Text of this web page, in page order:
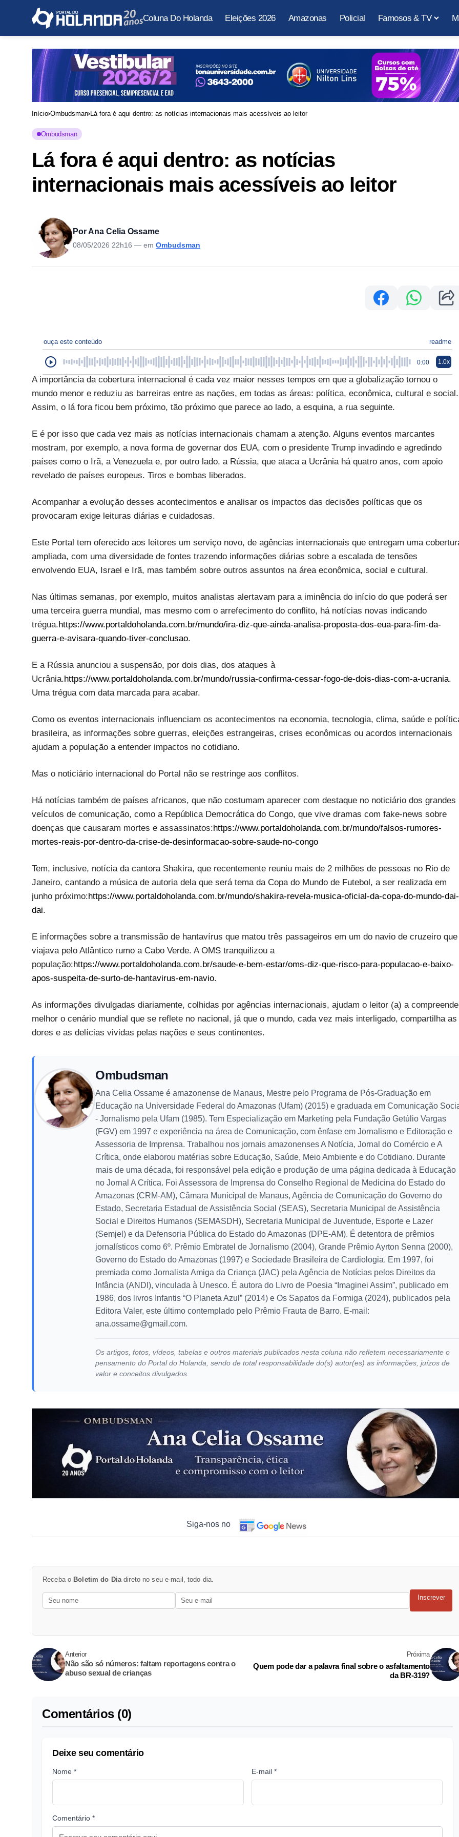
Coluna Do Holanda Eleições 2026 Amazonas Policial Famosos & TV
Início Ombudsman Lá fora é aqui dentro: as notícias internacionais mais acessíveis ao leitor
Ombudsman
Lá fora é aqui dentro: as notícias
internacionais mais acessíveis ao leitor
Por Ana Celia Ossame
08/05/2026 22h16 — em Ombudsman
ouça este conteúdo readme
0:00 1.0x
A importância da cobertura internacional é cada vez maior nesses tempos em que a globalização tornou o
mundo menor e reduziu as barreiras entre as nações, em todas as áreas: política, econômica, cultural e social.
Assim, o lá fora ficou bem próximo, tão próximo que parece ao lado, a esquina, a rua seguinte.
E é por isso que cada vez mais as notícias internacionais chamam a atenção. Alguns eventos marcantes
mostram, por exemplo, a nova forma de governar dos EUA, com o presidente Trump invadindo e agredindo
países como o Irã, a Venezuela e, por outro lado, a Rússia, que ataca a Ucrânia há quatro anos, com apoio
revelado de países europeus. Tiros e bombas liberados.
Acompanhar a evolução desses acontecimentos e analisar os impactos das decisões políticas que os
provocaram exige leituras diárias e cuidadosas.
Este Portal tem oferecido aos leitores um serviço novo, de agências internacionais que entregam uma
ampliada, com uma diversidade de fontes trazendo informações diárias sobre a escalada de tensões
envolvendo EUA, Israel e Irã, mas também sobre outros assuntos na área econômica, social e cultural.
Nas últimas semanas, por exemplo, muitos analistas alertavam para a iminência do início do que poderá ser
uma terceira guerra mundial, mas mesmo com o arrefecimento do conflito, há notícias novas indicando
trégua.https://www.portaldoholanda.com.br/mundo/ira-diz-que-ainda-analisa-proposta-dos-eua-para-fim-da-
guerra-e-avisara-quando-tiver-conclusao.
E a Rússia anunciou a suspensão, por dois dias, dos ataques à
Ucrânia.https://www.portaldoholanda.com.br/mundo/russia-confirma-cessar-fogo-de-dois-dias-com-a-ucrania.
Uma trégua com data marcada para acabar.
Como os eventos internacionais influenciam os acontecimentos na economia, tecnologia, clima, saúde e
brasileira, as informações sobre guerras, eleições estrangeiras, crises econômicas ou acordos internacionais
ajudam a população a entender impactos no cotidiano.
Mas o noticiário internacional do Portal não se restringe aos conflitos.
Há notícias também de países africanos, que não costumam aparecer com destaque no noticiário dos grandes
veículos de comunicação, como a República Democrática do Congo, que vive dramas com fake-news sobre
doenças que causaram mortes e assassinatos:https://www.portaldoholanda.com.br/mundo/falsos-rumores-
mortes-reais-por-dentro-da-crise-de-desinformacao-sobre-saude-no-congo
Tem, inclusive, notícia da cantora Shakira, que recentemente reuniu mais de 2 milhões de pessoas no Rio de
Janeiro, cantando a música de autoria dela que será tema da Copa do Mundo de Futebol, a ser realizada em
junho próximo:https://www.portaldoholanda.com.br/mundo/shakira-revela-musica-oficial-da-copa-do-mundo-dai-
dai.
E informações sobre a transmissão de hantavírus que matou três passageiros em um do navio de cruzeiro que
viajava pelo Atlântico rumo a Cabo Verde. A OMS tranquilizou a
população:https://www.portaldoholanda.com.br/saude-e-bem-estar/oms-diz-que-risco-para-populacao-e-baixo-
apos-suspeita-de-surto-de-hantavirus-em-navio.
As informações divulgadas diariamente, colhidas por agências internacionais, ajudam o leitor (a) a
melhor o cenário mundial que se reflete no nacional, já que o mundo, cada vez mais interligado, compartilha as
dores e as delícias vividas pelas nações e seus continentes.
Ombudsman
Ana Celia Ossame é amazonense de Manaus, Mestre pelo Programa de Pós-Graduação em
Educação na Universidade Federal do Amazonas (Ufam) (2015) e graduada em Comunicação
- Jornalismo pela Ufam (1985). Tem Especialização em Marketing pela Fundação Getúlio Vargas
(FGV) em 1997 e experiência na área de Comunicação, com ênfase em Jornalismo e Editoração e
Assessoria de Imprensa. Trabalhou nos jornais amazonenses A Notícia, Jornal do Comércio e A
Crítica, onde elaborou matérias sobre Educação, Saúde, Meio Ambiente e do Cotidiano. Durante
mais de uma década, foi responsável pela edição e produção de uma página dedicada à Educação
no Jornal A Crítica. Foi Assessora de Imprensa do Conselho Regional de Medicina do Estado do
Amazonas (CRM-AM), Câmara Municipal de Manaus, Agência de Comunicação do Governo do
Estado, Secretaria Estadual de Assistência Social (SEAS), Secretaria Municipal de Assistência
Social e Direitos Humanos (SEMASDH), Secretaria Municipal de Juventude, Esporte e Lazer
(Semjel) e da Defensoria Pública do Estado do Amazonas (DPE-AM). É detentora de prêmios
jornalísticos como 6º. Prêmio Embratel de Jornalismo (2004), Grande Prêmio Ayrton Senna (2000),
Governo do Estado do Amazonas (1997) e Sociedade Brasileira de Cardiologia. Em 1997, foi
premiada como Jornalista Amiga da Criança (JAC) pela Agência de Notícias pelos Direitos da
Infância (ANDI), vinculada à Unesco. É autora do Livro de Poesia “Imaginei Assim”, publicado em
1986, dos livros Infantis “O Planeta Azul” (2014) e Os Sapatos da Formiga (2024), publicados pela
Editora Valer, este último contemplado pelo Prêmio Frauta de Barro. E-mail:
ana.ossame@gmail.com.
Os artigos, fotos, vídeos, tabelas e outros materiais publicados nesta coluna não refletem necessariamente o
pensamento do Portal do Holanda, sendo de total responsabilidade do(s) autor(es) as informações, juízos de
valor e conceitos divulgados.
Siga-nos no
Receba o Boletim do Diadireto no seu e-mail, todo dia.
Inscrever
Anterior
Não são só números: faltam reportagens contra o
abuso sexual de crianças
Próxima
Quem pode dar a palavra final sobre o asfaltamento
da BR-319?
Comentários (0)
Deixe seu comentário
Nome * E-mail *
Comentário *